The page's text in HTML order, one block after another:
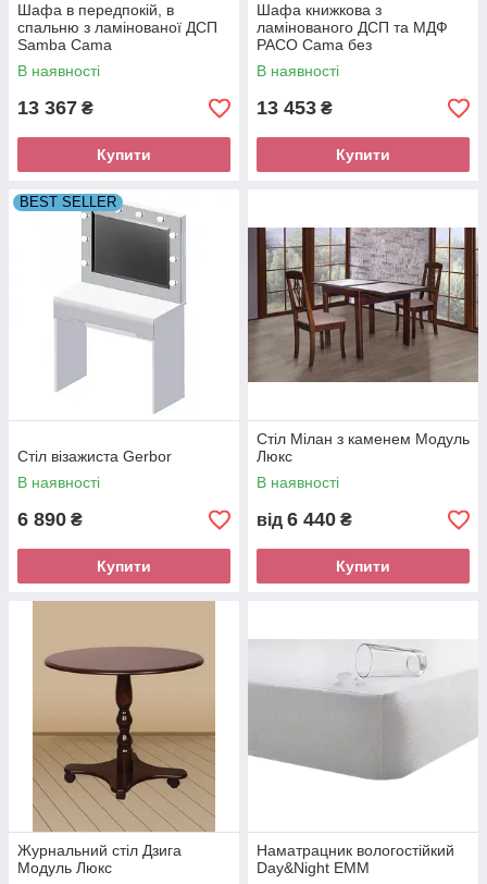
Шафа в передпокій, в
спальню з ламінованої ДСП
Samba Сama
В наявності
13 367 ₴
Купити
Шафа книжкова з
ламінованого ДСП та МДФ
PACO Cama без
підсвічування
В наявності
13 453 ₴
Купити
BEST SELLER
Стіл візажиста Gerbor
В наявності
6 890 ₴
Купити
Стіл Мілан з каменем Модуль
Люкс
В наявності
від 6 440 ₴
Купити
Журнальний стіл Дзига
Модуль Люкс
Наматрацник вологостійкий
Day&Night EMM